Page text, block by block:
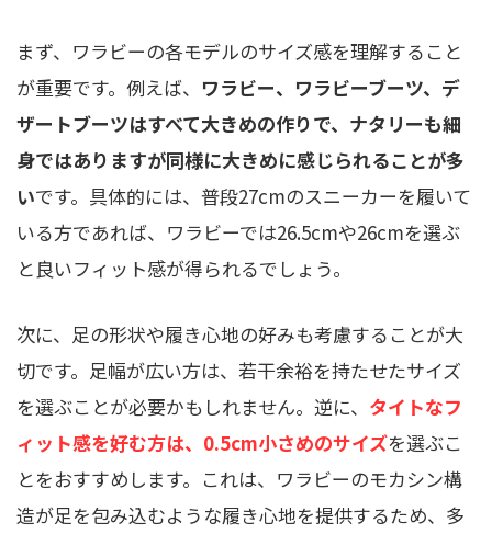
まず、ワラビーの各モデルのサイズ感を理解すること
が重要です。例えば、 ワラビー、ワラビーブーツ、デ
ザートブーツはすべて大きめの作りで、ナタリーも細
身ではありますが同様に大きめに感じられることが多
いです。具体的には、普段27cmのスニーカーを履いて
いる方であれば、ワラビーでは26.5cmや26cmを選ぶ
と良いフィット感が得られるでしょう。
次に、足の形状や履き心地の好みも考慮することが大
切です。足幅が広い方は、若干余裕を持たせたサイズ
を選ぶことが必要かもしれません。逆に、 タイトなフ
ィット感を好む方は、0.5cm小さめのサイズを選ぶこ
とをおすすめします。これは、ワラビーのモカシン構
造が足を包み込むような履き心地を提供するため、多